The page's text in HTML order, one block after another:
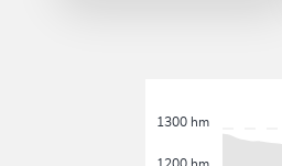
1300 hm